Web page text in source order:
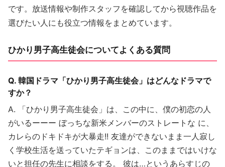
です。放送情報や制作スタッフを確認してから視聴作品を
選びたい人にも役立つ情報をまとめています。
ひかり男子高生徒会についてよくある質問
Q. 韓国ドラマ「ひかり男子高生徒会」はどんなドラマで
すか？
A. 「ひかり男子高生徒会」は、この中に、僕の初恋の人
がいるーーー ぼっちな新米メンバーのストレートな に、
カレらのドキドキが大暴走!! 友達ができないまま一人寂し
く学校生活を送っていたテギョンは、このままではいけな
いと担任の先生に相談をする。 彼は…というあらすじの